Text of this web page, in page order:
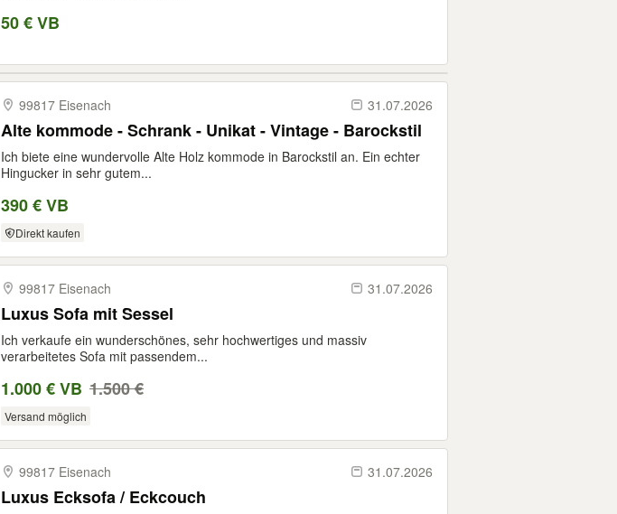
50 € VB
99817 Eisenach 31.07.2026
Alte kommode - Schrank - Unikat - Vintage - Barockstil
Ich biete eine wundervolle Alte Holz kommode in Barockstil an. Ein echter
Hingucker in sehr gutem...
390 € VB
Direkt kaufen
99817 Eisenach 31.07.2026
Luxus Sofa mit Sessel
Ich verkaufe ein wunderschönes, sehr hochwertiges und massiv
verarbeitetes Sofa mit passendem...
1.000 € VB 1.500 €
Versand möglich
99817 Eisenach 31.07.2026
Luxus Ecksofa / Eckcouch